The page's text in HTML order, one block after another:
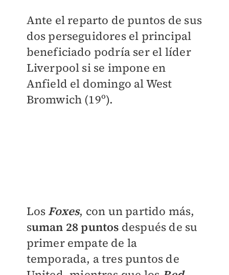
Ante el reparto de puntos de sus
dos perseguidores el principal
beneficiado podría ser el líder
Liverpool si se impone en
Anfield el domingo al West
Bromwich (19º).
Los Foxes, con un partido más,
suman 28 puntos después de su
primer empate de la
temporada, a tres puntos de